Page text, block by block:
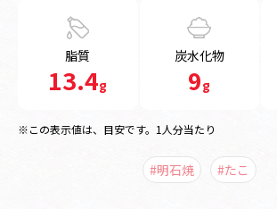
脂質
13.4g
炭水化物
9g
※この表示値は、目安です。1人分当たり
#明石焼 #たこ